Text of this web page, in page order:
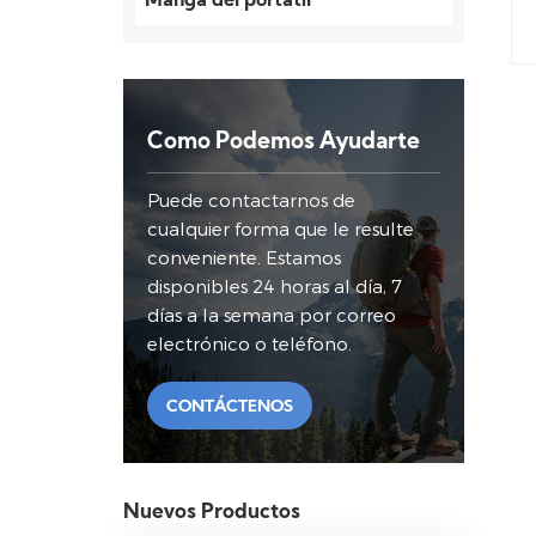
Como Podemos Ayudarte
Puede contactarnos de
cualquier forma que le resulte
conveniente. Estamos
disponibles 24 horas al día, 7
días a la semana por correo
electrónico o teléfono.
CONTÁCTENOS
Nuevos Productos